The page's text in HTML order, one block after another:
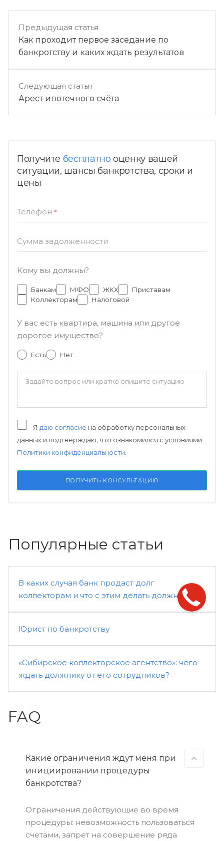
Предыдущая статья
Как проходит первое заседание по
банкротству и каких ждать результатов
Следующая статья
Арест ипотечного счёта
Получите бесплатно оценку вашей
ситуации, шансы банкротства, сроки и
цены
Телефон *
Сумма задолженности
Кому вы должны?
Банкам МФО ЖКХ
Приставам
Коллекторам
Налоговой
У вас есть квартира, машина или другое
дорогое имущество?
Есть Нет
Я даю согласие на обработку персональных
данных и подтверждаю, что ознакомился с условиями
Политики конфиденциальности
ПОЛУЧИТЬ КОНСУЛЬТАЦИЮ
Популярные статьи
В каких случая банк продаст долг
коллекторам и что с этим делать должнику
Юрист по банкротству
«Сибирское коллекторское агентство»: чего
ждать должнику от его сотрудников?
FAQ
Какие ограничения ждут меня при
инициировании процедуры
банкротства?
Ограничения действующие во время
процедуры: невозможность пользоваться
счетами, запрет на совершение ряда